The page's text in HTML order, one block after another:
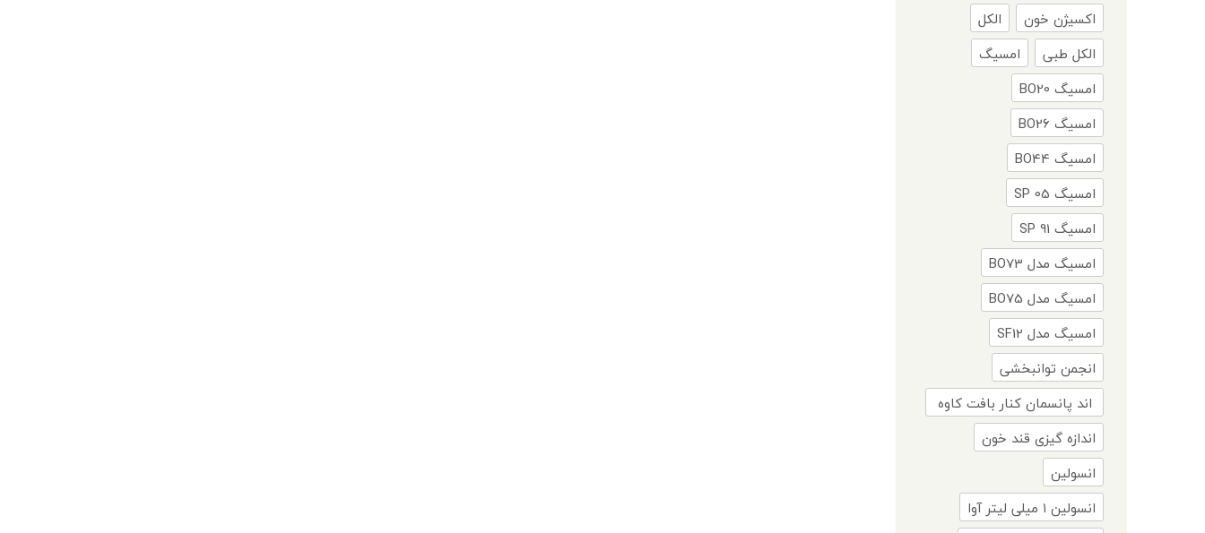
اکسیژن خون
الکل
الکل طبی
امسیگ
امسیگ BO20
امسیگ BO26
امسیگ BO44
امسیگ SP 05
امسیگ SP 91
امسیگ مدل BO73
امسیگ مدل BO75
امسیگ مدل SF12
انجمن توانبخشی
اند پانسمان کنار بافت کاوه
۱۵ سانت
اندازه گیزی قند خون
انسولین
انسولین ۱ میلی لیتر آوا